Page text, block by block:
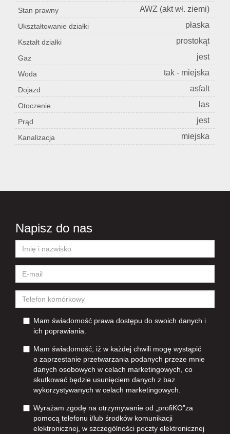
Stan prawny AWZ (akt wł. ziemi)
Ukształtowanie działki płaska
Kształt działki prostokąt
Gaz jest
Woda tak - miejska
Dojazd asfalt
Otoczenie las
Prąd jest
Kanalizacja miejska
Napisz do nas
Mam świadomość prawa dostępu do swoich danych i
ich poprawiania.
Mam świadomość, iż w każdej chwili mogę wystąpić
o zaprzestanie przetwarzania podanych przeze mnie
danych osobowych w celach marketingowych, co
skutkować będzie usunięciem danych z baz
wykorzystywanych w celach marketingowych.
Wyrażam zgodę na otrzymywanie od „profiKO”za
pomocą telefonu i/lub środków komunikacji
elektronicznej, w szczególności poczty elektronicznej